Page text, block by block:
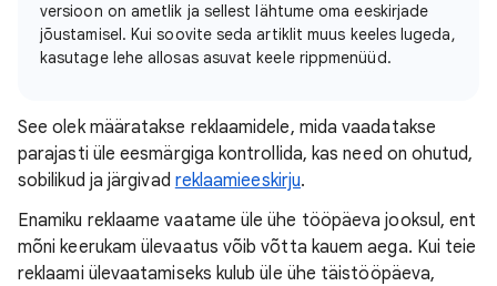
versioon on ametlik ja sellest lähtume oma eeskirjade
jõustamisel. Kui soovite seda artiklit muus keeles lugeda,
kasutage lehe allosas asuvat keele rippmenüüd.
See olek määratakse reklaamidele, mida vaadatakse
parajasti üle eesmärgiga kontrollida, kas need on ohutud,
sobilikud ja järgivad reklaamieeskirju.
Enamiku reklaame vaatame üle ühe tööpäeva jooksul, ent
mõni keerukam ülevaatus võib võtta kauem aega. Kui teie
reklaami ülevaatamiseks kulub üle ühe täistööpäeva,